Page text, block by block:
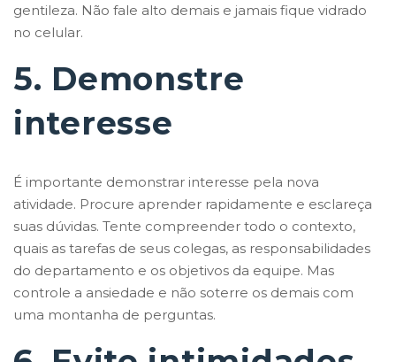
gentileza. Não fale alto demais e jamais fique vidrado
no celular.
5. Demonstre
interesse
É importante demonstrar interesse pela nova
atividade. Procure aprender rapidamente e esclareça
suas dúvidas. Tente compreender todo o contexto,
quais as tarefas de seus colegas, as responsabilidades
do departamento e os objetivos da equipe. Mas
controle a ansiedade e não soterre os demais com
uma montanha de perguntas.